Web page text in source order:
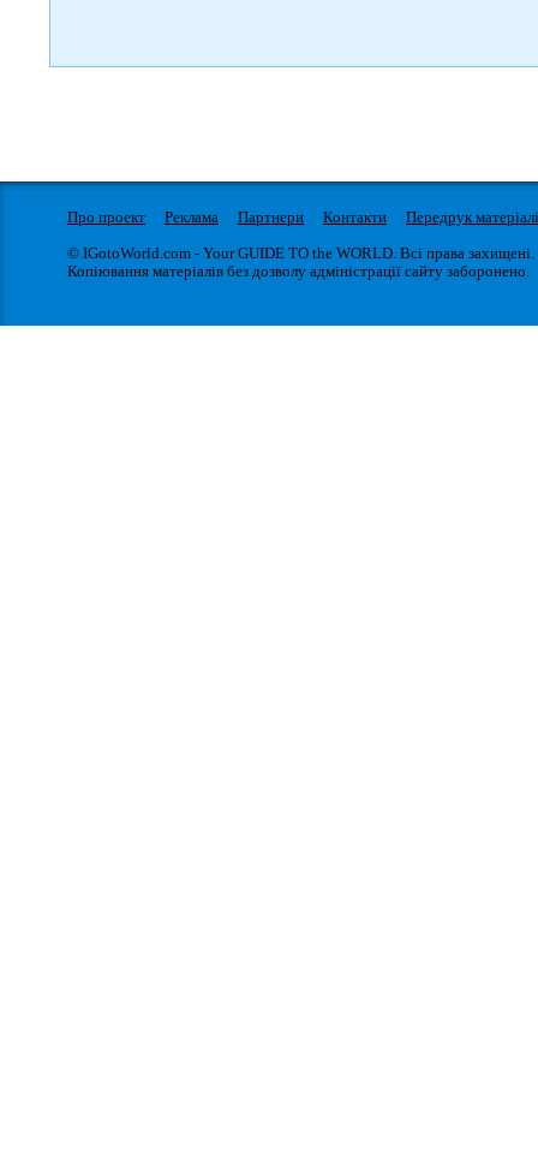
Про проект Реклама Партнери Контакти
Передрук
© IGotoWorld.com - Your GUIDE TO the WORLD. Всі права захищені.
Копіювання матеріалів без дозволу адміністрації сайту заборонено.